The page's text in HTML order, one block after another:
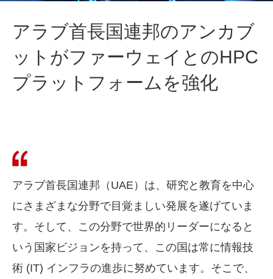
アラブ首長国連邦のアンカブ
ットがファーウェイとのHPC
プラットフォームを強化
アラブ首長国連邦（UAE）は、研究と教育を中心
にさまざまな分野で目覚ましい発展を遂げていま
す。そして、この分野で世界的リーダーになると
いう国家ビジョンを持って、この国は常に情報技
術 (IT) インフラの進歩に努めています。そこで、